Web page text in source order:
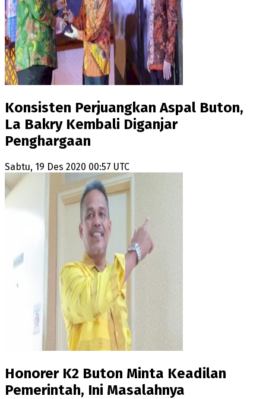
Konsisten Perjuangkan Aspal Buton,
La Bakry Kembali Diganjar
Penghargaan
Sabtu, 19 Des 2020 00:57 UTC
Honorer K2 Buton Minta Keadilan
Pemerintah, Ini Masalahnya